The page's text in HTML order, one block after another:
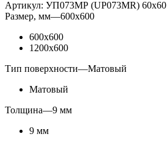
Артикул: УП073МР (UP073MR) 60х60
Размер, мм—600x600
600x600
1200x600
Тип поверхности—Матовый
Матовый
Толщина—9 мм
9 мм